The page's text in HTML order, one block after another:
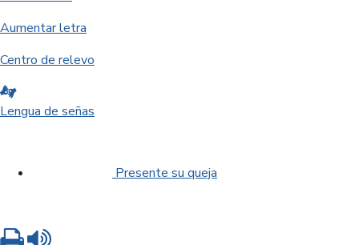
Aumentar letra
Centro de relevo
Lengua de señas
Presente su queja
Imprimir